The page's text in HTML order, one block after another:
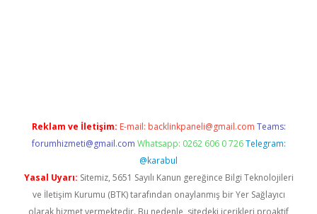
Reklam ve İletişim: E-mail: backlinkpaneli@gmail.com Teams:
forumhizmeti@gmail.com Whatsapp: 0262 606 0 726 Telegram:
@karabul
Yasal Uyarı: Sitemiz, 5651 Sayılı Kanun gereğince Bilgi Teknolojileri
ve İletişim Kurumu (BTK) tarafından onaylanmış bir Yer Sağlayıcı
olarak hizmet vermektedir. Bu nedenle, sitedeki içerikleri proaktif